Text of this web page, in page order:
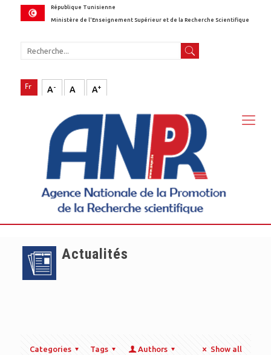
République Tunisienne
Ministère de l'Enseignement Supérieur et de la Recherche Scientifique
A- A A+
Actualités
Categories Tags Authors Show all